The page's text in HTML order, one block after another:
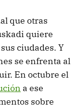
que otras
quiere
ciudades. Y
se enfrenta al
En octubre el
a ese
sobre